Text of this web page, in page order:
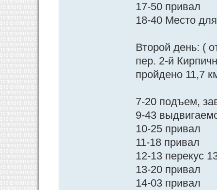
17-50 привал
18-40 Место
Второй день: (
пер. 2-й
пройдено 11,7
7-20 подъем,
9-43
10-25 привал
11-18 привал
12-13 перекус
13-20 привал
14-03 привал